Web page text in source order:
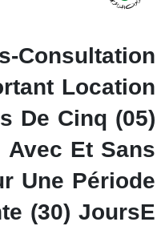
Consultation
Location
De Cinq (05)
Et Sans
Une Période
(30) JoursE